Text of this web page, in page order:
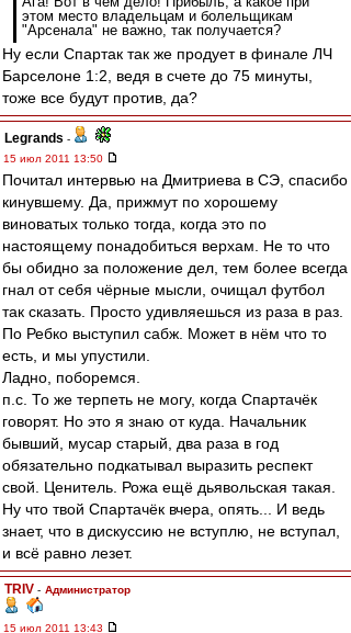
этом место владельцам и болельщикам
"Арсенала" не важно, так получается?
Ну если Спартак так же продует в финале ЛЧ
Барселоне 1:2, ведя в счете до 75 минуты,
тоже все будут против, да?
Legrands -
15 июл 2011 13:50
Почитал интервью на Дмитриева в СЭ, спасибо
кинувшему. Да, прижмут по хорошему
виноватых только тогда, когда это по
настоящему понадобиться верхам. Не то что
бы обидно за положение дел, тем более всегда
гнал от себя чёрные мысли, очищал футбол
так сказать. Просто удивляешься из раза в раз.
По Ребко выступил сабж. Может в нём что то
есть, и мы упустили.
Ладно, поборемся.
п.с. То же терпеть не могу, когда Спартачёк
говорят. Но это я знаю от куда. Начальник
бывший, мусар старый, два раза в год
обязательно подкатывал выразить респект
свой. Ценитель. Рожа ещё дьявольская такая.
Ну что твой Спартачёк вчера, опять... И ведь
знает, что в дискуссию не вступлю, не вступал,
и всё равно лезет.
TRIV - Администратор
15 июл 2011 13:43